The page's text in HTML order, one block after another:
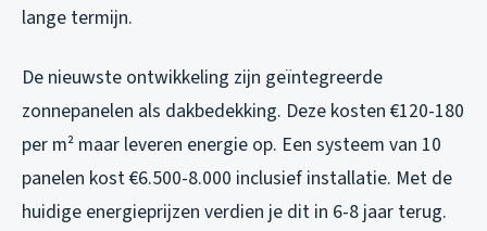
lange termijn.
De nieuwste ontwikkeling zijn geïntegreerde
zonnepanelen als dakbedekking. Deze kosten €120-180
per m² maar leveren energie op. Een systeem van 10
panelen kost €6.500-8.000 inclusief installatie. Met de
huidige energieprijzen verdien je dit in 6-8 jaar terug.